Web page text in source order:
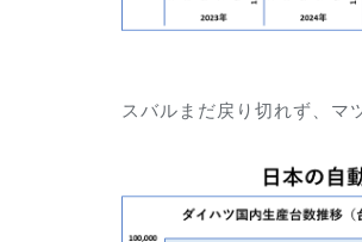
スバルまだ戻り切れず、マ